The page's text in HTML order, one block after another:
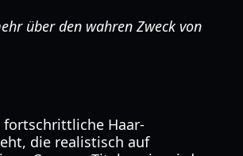
über den wahren Zweck von
fortschrittliche Haar-
die realistisch auf